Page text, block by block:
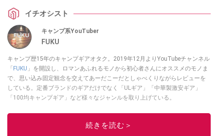
イチオシスト
キャンプ系YouTuber
FUKU
キャンプ歴15年のキャンプギアオタク。2019年12月よりYouTubeチャンネル
「 FUKU 」を開設し、ロマンあふれるモノから初心者さんにオススメのモノま
で、思い込み固定観念を交えてあーだこーだとしゃべくりながらレビューを
している。定番ブランドのギアだけでなく「ULギア」「中華製激安ギア」
「100均キャンプギア」など様々なジャンルを取り上げている。
このイチオシストの他の記事を読む
続きを読む＞